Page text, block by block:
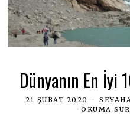
Dünyanın En İyi
21 ŞUBAT 2020
OKUMA